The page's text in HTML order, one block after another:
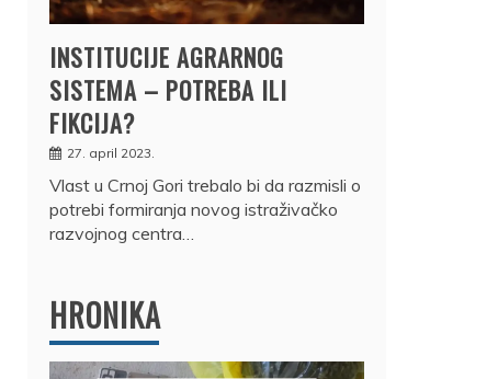
INSTITUCIJE AGRARNOG
SISTEMA – POTREBA ILI
FIKCIJA?
27. april 2023.
Vlast u Crnoj Gori trebalo bi da razmisli o
potrebi formiranja novog istraživačko
razvojnog centra…
HRONIKA